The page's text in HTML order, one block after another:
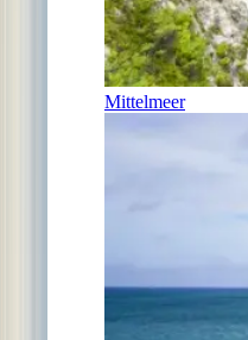
Mittelmeer